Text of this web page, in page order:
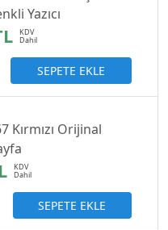
Yazıcı
SEPETE EKLE
Kırmızı Orijinal
SEPETE EKLE